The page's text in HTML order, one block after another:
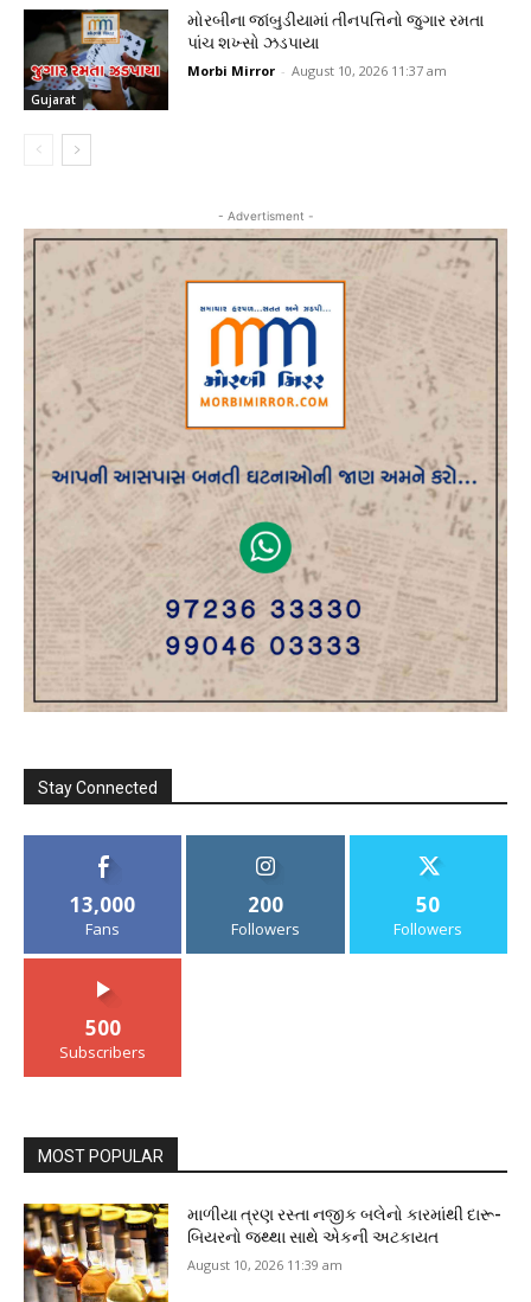
Gujarat
મોરબીના જાંબુડીયામાં તીનપત્તિનો જુગાર રમતા
પાંચ શખ્સો ઝડપાયા
Morbi Mirror - August 10, 2026 11:37 am
- Advertisment -
Stay Connected
13,000
Fans
200
Followers
50
Followers
500
Subscribers
MOST POPULAR
માળીયા ત્રણ રસ્તા નજીક બલેનો કારમાંથી દારૂ-
બિયરનો જથ્થા સાથે એકની અટકાયત
August 10, 2026 11:39 am